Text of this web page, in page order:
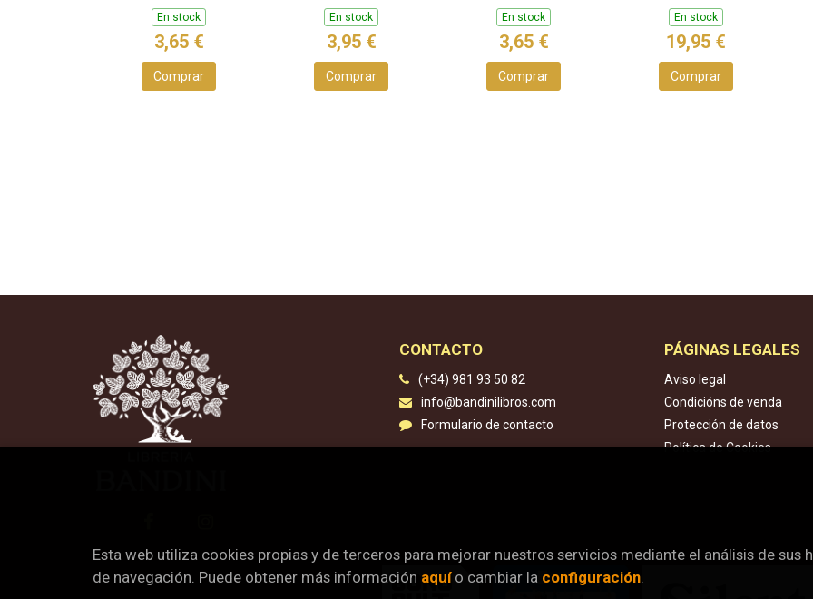
En stock
3,65 €
Comprar
746
En stock
3,95 €
Comprar
En stock
3,65 €
Comprar
En stock
19,95 €
Comprar
CONTACTO
(+34) 981 93 50 82
info@bandinilibros.com
Formulario de contacto
PÁGINAS LEGALES
Aviso legal
Condicións de venda
Protección de datos
Política de Cookies
Esta web utiliza cookies propias y de terceros para mejorar nuestros servicios mediante el análisis de sus
de navegación. Puede obtener más información aquío cambiar la configuración.